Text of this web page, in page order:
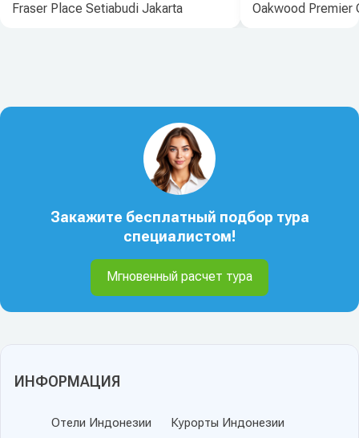
ИНФОРМАЦИЯ
Отели Индонезии
Курорты Индонезии
Fraser Place Setiabudi Jakarta Oakwood Premier
Закажите бесплатный подбор тура
специалистом!
Мгновенный расчет тура